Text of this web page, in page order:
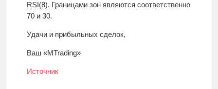
RSI(8). Границами зон являются соответственно
70 и 30.
Удачи и прибыльных сделок,
Ваш «MTrading»
Источник